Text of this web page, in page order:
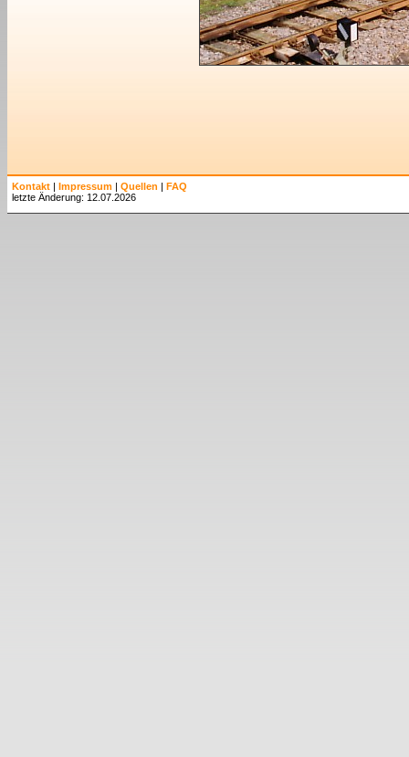
Kontakt | Impressum | Quellen | FAQ
letzte Änderung: 12.07.2026